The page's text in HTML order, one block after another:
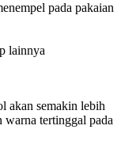
pada pakaian
lainnya
akan semakin lebih
warna tertinggal pada